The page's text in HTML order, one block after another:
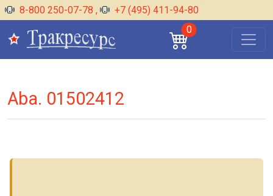
8-800 250-07-78 ,
+7 (495) 411-94-80
0
Aba. 01502412